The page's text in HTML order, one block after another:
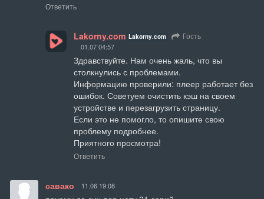
Ответить
Lakorny.com Lakorny.com Гость
01.07 04:57
Здравствуйте. Нам очень жаль, что вы
столкнулись с проблемами.
Информацию проверили: плеер работает без
ошибок. Советуем очистить кэш на своем
устройстве и перезагрузить страницу.
Если это не помогло, то опишите свою
проблему подробнее.
Приятного просмотра!
Ответить
савако 11.06 19:08